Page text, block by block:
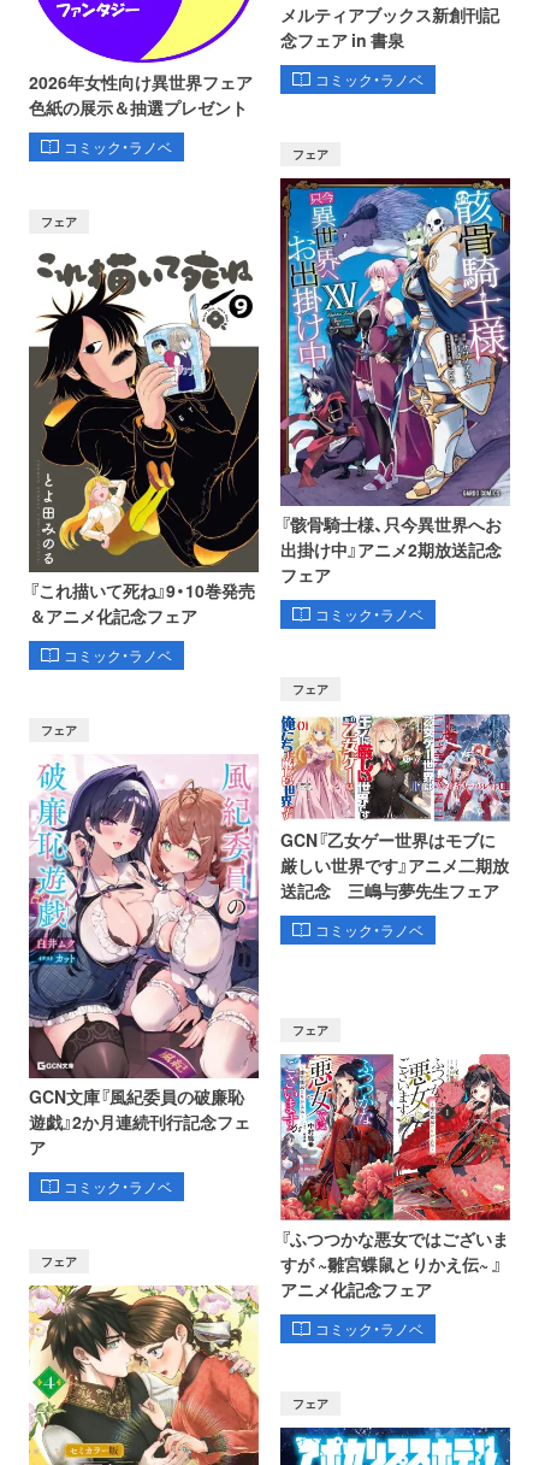
2026年女性向け異世界フェア
色紙の展示＆抽選プレゼント
コミック・ラノベ
メルティアブックス新創刊記
念フェア in 書泉
コミック・ラノベ
フェア
『これ描いて死ね』9・10巻発売
＆アニメ化記念フェア
コミック・ラノベ
フェア
『骸骨騎士様、只今異世界へお
出掛け中』アニメ2期放送記念
フェア
コミック・ラノベ
フェア
GCN文庫『風紀委員の破廉恥
遊戯』2か月連続刊行記念フェ
ア
コミック・ラノベ
フェア
GCN『乙女ゲー世界はモブに
厳しい世界です』アニメ二期放
送記念 三嶋与夢先生フェア
コミック・ラノベ
フェア
フェア
『ふつつかな悪女ではございま
すが ~雛宮蝶鼠とりかえ伝~ 』
アニメ化記念フェア
コミック・ラノベ
フェア